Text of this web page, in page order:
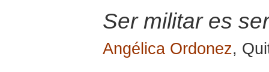
Ser militar es
Angélica Ordonez,